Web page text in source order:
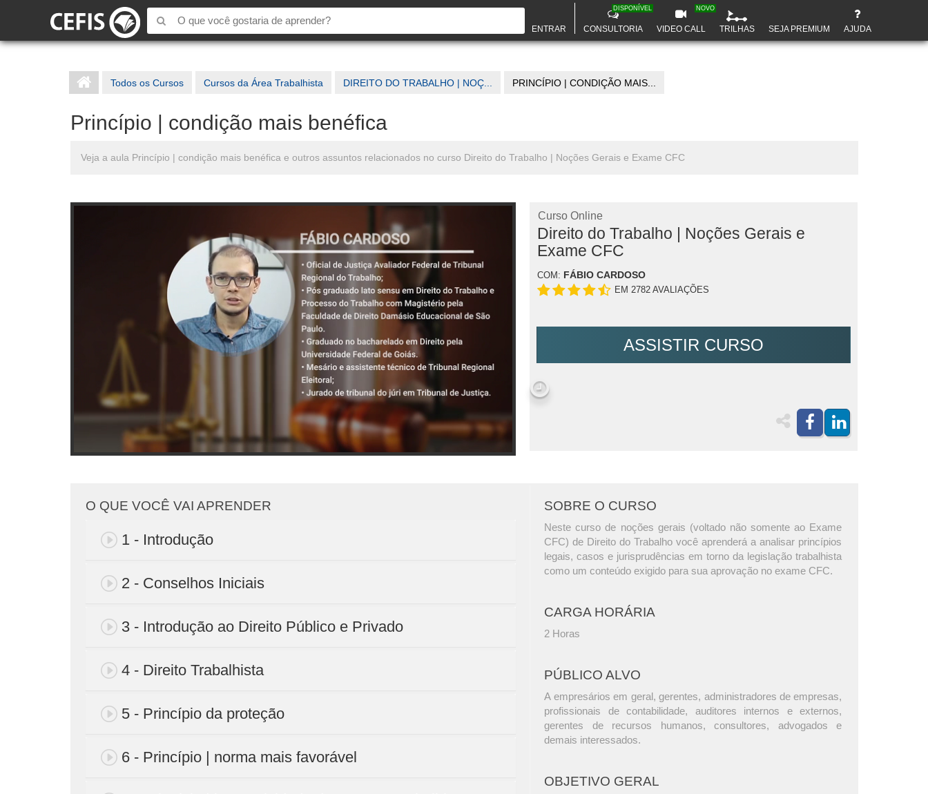
ENTRAR CONSULTORIA
DISPONÍVEL
VIDEO CALL
NOVO
TRILHAS SEJA PREMIUM AJUDA
Todos os Cursos Cursos da Área Trabalhista DIREITO DO TRABALHO | NOÇ... PRINCÍPIO | CONDIÇÃO MAIS...
Princípio | condição mais benéfica
Veja a aula Princípio | condição mais benéfica e outros assuntos relacionados no curso Direito do Trabalho | Noções Gerais e Exame CFC
Curso Online
Direito do Trabalho | Noções Gerais e
Exame CFC
COM: FÁBIO CARDOSO
EM 2782 AVALIAÇÕES
ASSISTIR CURSO
O QUE VOCÊ VAI APRENDER
1 - Introdução
2 - Conselhos Iniciais
3 - Introdução ao Direito Público e Privado
4 - Direito Trabalhista
5 - Princípio da proteção
6 - Princípio | norma mais favorável
SOBRE O CURSO
Neste curso de noções gerais (voltado não somente ao Exame
CFC) de Direito do Trabalho você aprenderá a analisar princípios
legais, casos e jurisprudências em torno da legislação trabalhista
como um conteúdo exigido para sua aprovação no exame CFC.
CARGA HORÁRIA
2 Horas
PÚBLICO ALVO
A empresários em geral, gerentes, administradores de empresas,
profissionais de contabilidade, auditores internos e externos,
gerentes de recursos humanos, consultores, advogados e
demais interessados.
OBJETIVO GERAL